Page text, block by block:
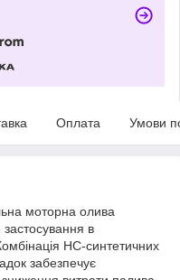
Оплата Умови
моторна олива
в
НС-синтетичних
забезпечує